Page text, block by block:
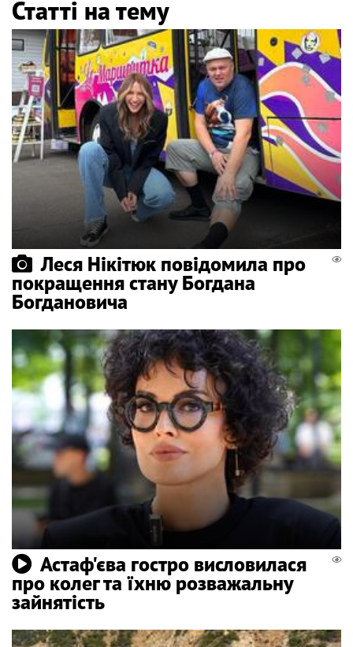
Статті на тему
Леся Нікітюк повідомила про
покращення стану Богдана
Богдановича
Астаф'єва гостро висловилася
про колег та їхню розважальну
зайнятість